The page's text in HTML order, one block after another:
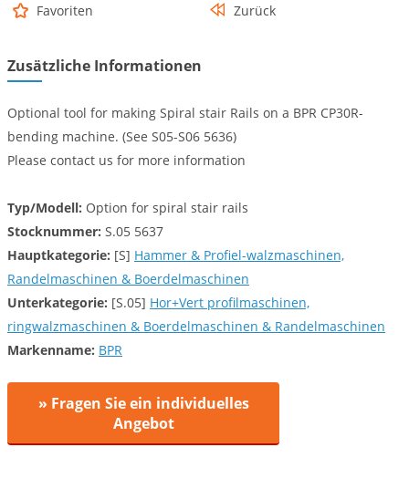
Favoriten
Zurück
Zusätzliche Informationen
Optional tool for making Spiral stair Rails on a BPR CP30R-
bending machine. (See S05-S06 5636)
Please contact us for more information
Typ/Modell: Option for spiral stair rails
Stocknummer: S.05 5637
Hauptkategorie: [S] Hammer & Profiel-walzmaschinen,
Randelmaschinen & Boerdelmaschinen
Unterkategorie: [S.05] Hor+Vert profilmaschinen,
ringwalzmaschinen & Boerdelmaschinen & Randelmaschinen
Markenname: BPR
» Fragen Sie ein individuelles
Angebot